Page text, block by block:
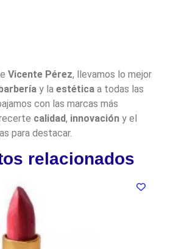
Vicente Pérez, llevamos lo mejor
y laestética a todas las
con las marcas más
calidad, innovación y el
para destacar.
relacionados